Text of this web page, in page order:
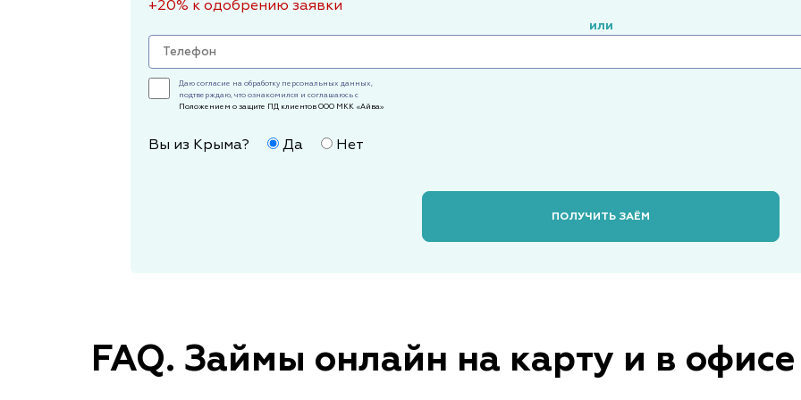
+20% к одобрению заявки
или
Даю согласие на обработку персональных данных,
подтверждаю, что ознакомился и соглашаюсь с
Положением о защите ПД клиентов ООО МКК «Айва»
Вы из Крыма? Да Нет
ПОЛУЧИТЬ ЗАЁМ
FAQ. Займы онлайн на карту и в